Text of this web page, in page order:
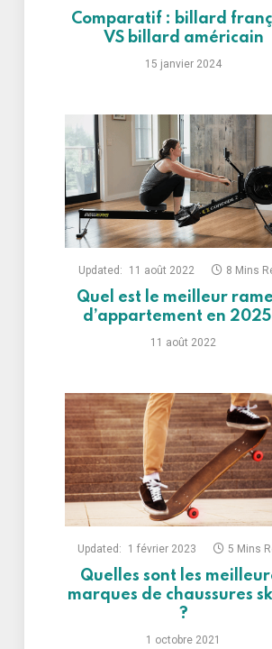
Comparatif : billard
VS billard américain
15 janvier 2024
Updated: 11 août 2022 8 Mins
Quel est le meilleur
d’appartement en 2025
11 août 2022
Updated: 1 février 2023 5 Mins
Quelles sont les
marques de chaussures
?
1 octobre 2021